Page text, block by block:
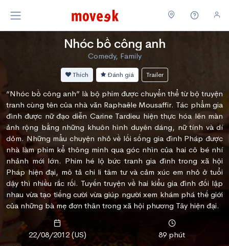
Nhóc bồ công anh
Comedy, Family
Thích Đánh giá Trailer
“Nhóc bồ công anh” là bộ phim được chuyển thể từ bộ truyện
tranh cùng tên của nhà văn Raphaële Mousaffir. Tác phẩm gia
đình được nữ đạo diễn Carine Tardieu hiện thực hóa lên màn
ảnh rộng bằng những khuôn hình duyên dáng, nữ tính và dí
dỏm. Những mẩu chuyện nhỏ về lối sống gia đình Pháp được
nhà làm phim kể thông minh qua góc nhìn của hai cô bé nhí
nhảnh mới lớn. Phim hé lộ bức tranh gia đình trong xã hội
Pháp hiện đại, mô tả chi li tâm tư và cảm xúc em nhỏ ở tuổi
dậy thì nhiều rắc rối. Tuyến truyện về hai kiểu gia đình đối lập
nhau vừa tạo tiếng cười vừa giúp người xem khám phá thế giới
của những bà mẹ đơn thân trong xã hội phương Tây hiện đại.
22/08/2012 (US)
89 phút